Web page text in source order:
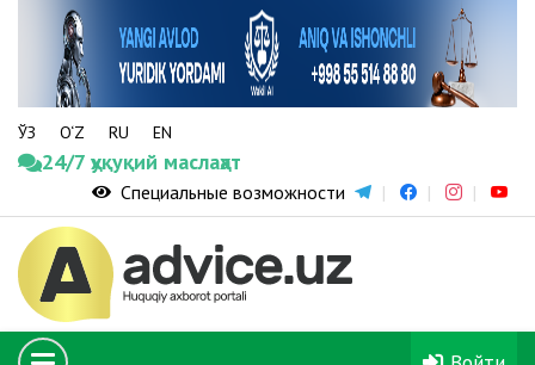
ЎЗ O‘Z RU EN
24/7 ҳуқуқий маслаҳат
Специальные возможности